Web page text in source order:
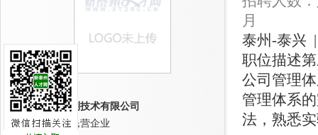
泰州盛泓检测技术有限公司
公司性质：民营企业
月
泰州-泰兴
职位描述
公司管理
管理体系
法，熟悉